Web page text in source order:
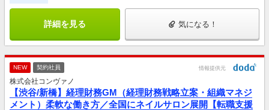
詳細を見る 気になる！
NEW 契約社員 情報提供元
株式会社コンヴァノ
【渋谷/新橋】経理財務GM（経理財務戦略立案・組織マネジ
メント）柔軟な働き方／全国にネイルサロン展開【転職支援